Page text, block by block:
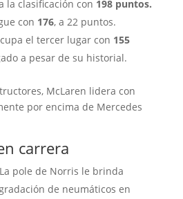
la clasificación con 198 puntos.
con 176, a 22 puntos.
el tercer lugar con 155
a pesar de su historial.
McLaren lidera con
por encima de Mercedes
carrera
pole de Norris le brinda
de neumáticos en